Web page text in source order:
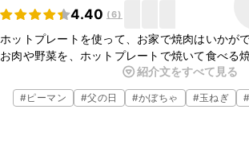
4.40 (6)
ホットプレートを使って、お家で焼肉はいかが
お肉や野菜を、ホットプレートで焼いて食べる
違うおいしさですよ。焼肉のタレも簡単に作れ
てくださいね。
紹介文をすべて見る
#ピーマン #父の日 #かぼちゃ #玉ねぎ #